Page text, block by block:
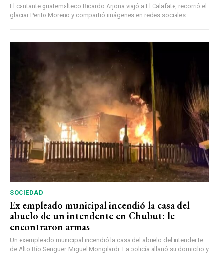
El cantante guatemalteco Ricardo Arjona viajó a El Calafate, recorrió el
glaciar Perito Moreno y compartió imágenes en redes sociales.
SOCIEDAD
Ex empleado municipal incendió la casa del
abuelo de un intendente en Chubut: le
encontraron armas
Un exempleado municipal incendió la casa del abuelo del intendente
de Alto Río Senguer, Miguel Mongilardi. La policía allanó su domicilio y